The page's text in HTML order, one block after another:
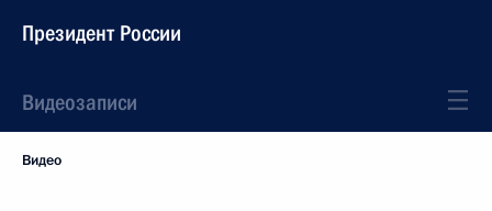
Президент России
Видеозаписи
Видео